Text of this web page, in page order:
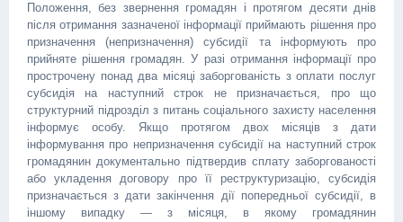
Положення, без звернення громадян і протягом десяти днів
після отримання зазначеної інформації приймають рішення про
призначення (непризначення) субсидії та інформують про
прийняте рішення громадян. У разі отримання інформації про
прострочену понад два місяці заборгованість з оплати послуг
субсидія на наступний строк не призначається, про що
структурний підрозділ з питань соціального захисту населення
інформує особу. Якщо протягом двох місяців з дати
інформування про непризначення субсидії на наступний строк
громадянин документально підтвердив сплату заборгованості
або укладення договору про її реструктуризацію, субсидія
призначається з дати закінчення дії попередньої субсидії, в
іншому випадку — з місяця, в якому громадянин